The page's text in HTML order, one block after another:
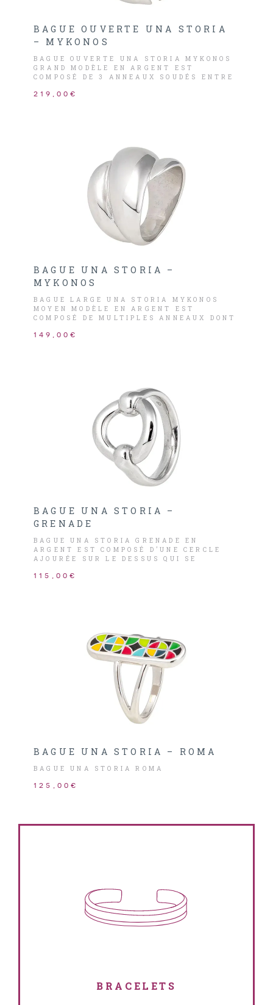
BAGUE OUVERTE UNA STORIA
– MYKONOS
BAGUE OUVERTE UNA STORIA MYKONOS
GRAND MODÈLE EN ARGENT EST
COMPOSÉ DE 3 ANNEAUX SOUDÉS ENTRE
219,00€
BAGUE UNA STORIA –
MYKONOS
BAGUE LARGE UNA STORIA MYKONOS
MOYEN MODÈLE EN ARGENT EST
COMPOSÉ DE MULTIPLES ANNEAUX DONT
VOYAGE À MYKONOS.
149,00€
BAGUE UNA STORIA –
GRENADE
BAGUE UNA STORIA GRENADE EN
ARGENT EST COMPOSÉ D’UNE CERCLE
AJOURÉE SUR LE DESSUS QUI SE
ET QUI S’INSPIRE DE LA VILLE DE
115,00€
BAGUE UNA STORIA – ROMA
BAGUE UNA STORIA ROMA
125,00€
BRACELETS